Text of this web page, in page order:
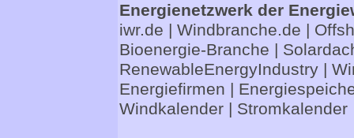
Energienetzwerk der
iwr.de | Windbranche.de |
Bioenergie-Branche |
RenewableEnergyIndustry|
Energiefirmen |
Windkalender| Stromkalender